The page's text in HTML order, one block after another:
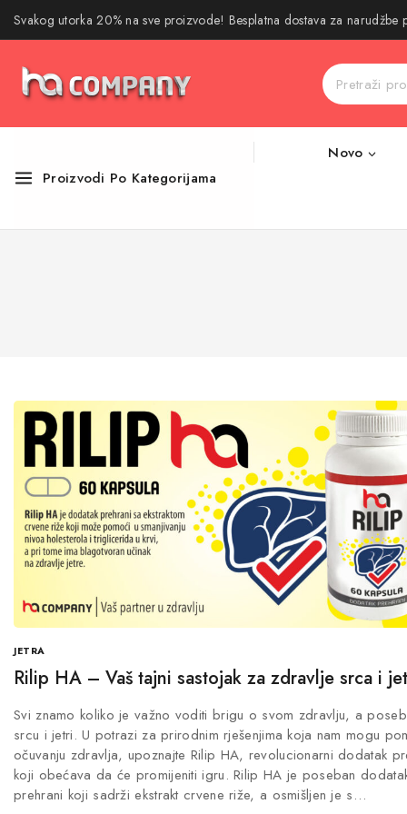
Svakog utorka 20% na sve proizvode! Besplatna dostava za
Proizvodi Po Kategorijama
Novo
JETRA
Rilip HA – Vaš tajni sastojak za zdravlje srca i
Svi znamo koliko je važno voditi brigu o svom zdravlju, a
srcu i jetri. U potrazi za prirodnim rješenjima koja nam mogu
očuvanju zdravlja, upoznajte Rilip HA, revolucionarni dodatak
koji obećava da će promijeniti igru. Rilip HA je poseban
prehrani koji sadrži ekstrakt crvene riže, a osmišljen je s…